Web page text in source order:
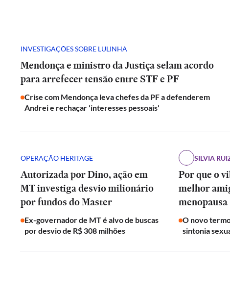
INVESTIGAÇÕES SOBRE LULINHA
Mendonça e ministro da Justiça selam acordo
para arrefecer tensão entre STF e PF
Crise com Mendonça leva chefes da PF a defenderem
Andrei e rechaçar 'interesses pessoais'
OPERAÇÃO HERITAGE
Autorizada por Dino, ação em
MT investiga desvio milionário
por fundos do Master
Ex-governador de MT é alvo de buscas
por desvio de R$ 308 milhões
SILVIA
Por que o
melhor
menopausa
O novo
sintonia